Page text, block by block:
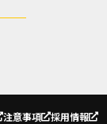
注意事項 採用情報